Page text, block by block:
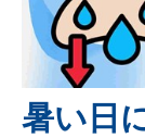
暑い日